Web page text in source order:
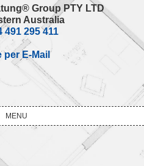
Group PTY LTD
Australia
491 295 411
E-Mail
MENU